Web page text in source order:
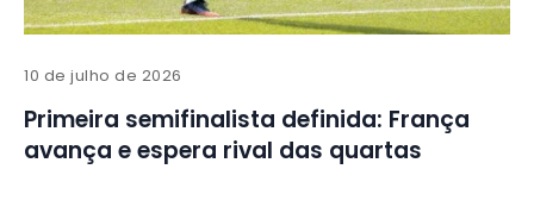
10 de julho de 2026
Primeira semifinalista definida: França
avança e espera rival das quartas